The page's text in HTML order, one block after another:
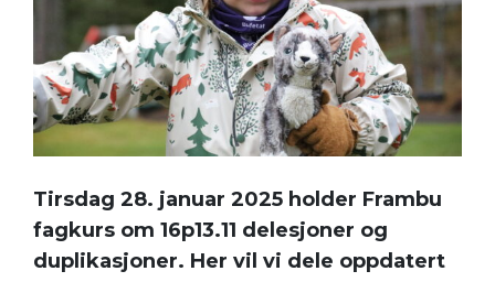
Tirsdag 28. januar 2025 holder Frambu
fagkurs om 16p13.11 delesjoner og
duplikasjoner. Her vil vi dele oppdatert